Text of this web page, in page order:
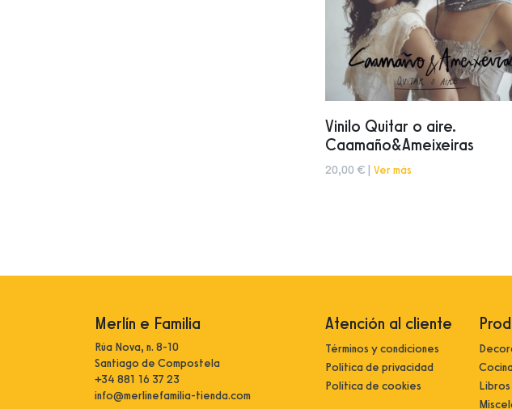
Vinilo Quitar o aire.
Caamaño&Ameixeiras
20,00 € | Ver más
Merlín e Familia
Rúa Nova, n. 8-10
Santiago de Compostela
+34 881 16 37 23
info@merlinefamilia-tienda.com
Atención al cliente
Términos y condiciones
Política de privacidad
Política de cookies
Libros